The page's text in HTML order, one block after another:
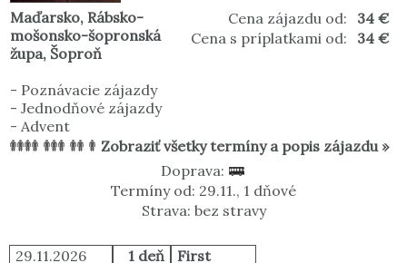
Cena zájazdu od:
34 €
Cena s príplatkami od:
34 €
Maďarsko, Rábsko-
mošonsko-šopronská
župa, Šoproň
- Poznávacie zájazdy
- Jednodňové zájazdy
- Advent
Zobraziť všetky termíny a popis zájazdu »
Doprava:
Termíny od: 29.11., 1 dňové
Strava: bez stravy
29.11.2026 1 deň First